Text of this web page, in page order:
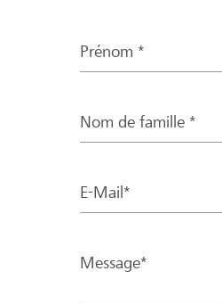
Prénom *
Nom de famille *
E-Mail*
Message*